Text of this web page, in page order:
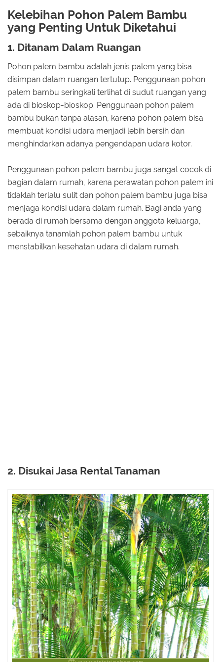
Kelebihan Pohon Palem Bambu
yang Penting Untuk Diketahui
1. Ditanam Dalam Ruangan
Pohon palem bambu adalah jenis palem yang bisa
disimpan dalam ruangan tertutup. Penggunaan pohon
palem bambu seringkali terlihat di sudut ruangan yang
ada di bioskop-bioskop. Penggunaan pohon palem
bambu bukan tanpa alasan, karena pohon palem bisa
membuat kondisi udara menjadi lebih bersih dan
menghindarkan adanya pengendapan udara kotor.
Penggunaan pohon palem bambu juga sangat cocok di
bagian dalam rumah, karena perawatan pohon palem ini
tidaklah terlalu sulit dan pohon palem bambu juga bisa
menjaga kondisi udara dalam rumah. Bagi anda yang
berada di rumah bersama dengan anggota keluarga,
sebaiknya tanamlah pohon palem bambu untuk
menstabilkan kesehatan udara di dalam rumah.
2. Disukai Jasa Rental Tanaman